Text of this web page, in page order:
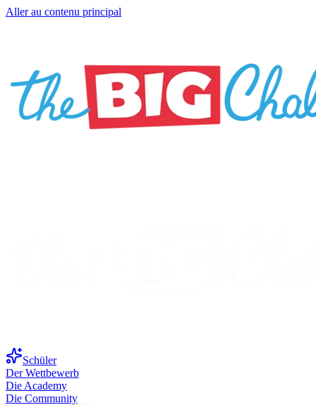
Aller au contenu principal
Schüler
Der Wettbewerb
Die Academy
Die Community